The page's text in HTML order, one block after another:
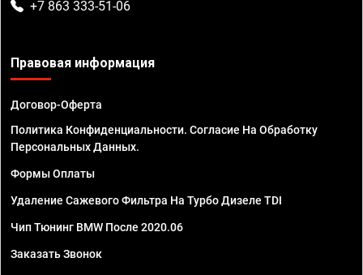
+7 863 333-51-06
Правовая информация
Договор-Оферта
Политика Конфиденциальности. Согласие На Обработку
Персональных Данных.
Формы Оплаты
Удаление Сажевого Фильтра На Турбо Дизеле TDI
Чип Тюнинг BMW После 2020.06
Заказать Звонок